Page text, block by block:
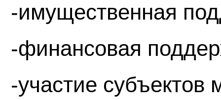
-имущественная
-финансовая
-участие субъектов